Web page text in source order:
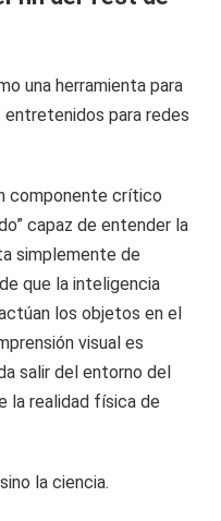
una herramienta para
para redes
componente crítico
capaz de entender la
simplemente de
que la inteligencia
los objetos en el
visual es
salir del entorno del
la realidad física de
la ciencia.